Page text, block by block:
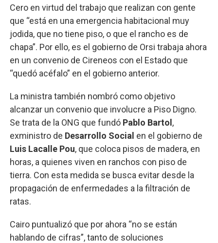
Cero en virtud del trabajo que realizan con gente
que “está en una emergencia habitacional muy
jodida, que no tiene piso, o que el rancho es de
chapa”. Por ello, es el gobierno de Orsi trabaja ahora
en un convenio de Cireneos con el Estado que
“quedó acéfalo” en el gobierno anterior.
La ministra también nombró como objetivo
alcanzar un convenio que involucre a Piso Digno.
Se trata de la ONG que fundó Pablo Bartol ,
exministro de Desarrollo Social en el gobierno de
Luis Lacalle Pou, que coloca pisos de madera, en
horas, a quienes viven en ranchos con piso de
tierra. Con esta medida se busca evitar desde la
propagación de enfermedades a la filtración de
ratas.
Cairo puntualizó que por ahora “no se están
hablando de cifras”, tanto de soluciones